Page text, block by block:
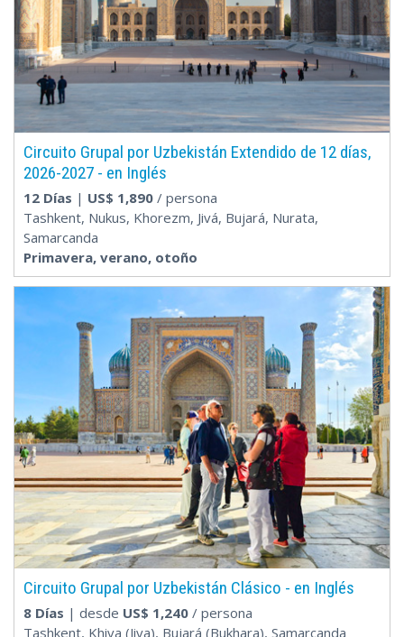
Circuito Grupal por Uzbekistán Extendido de 12 días,
2026-2027 - en Inglés
12 Días | US$ 1,890 / persona
Tashkent, Nukus, Khorezm, Jivá, Bujará, Nurata,
Samarcanda
Primavera, verano, otoño
Circuito Grupal por Uzbekistán Clásico - en Inglés
8 Días | desde US$ 1,240 / persona
Tashkent, Khiva (Jiva), Bujará (Bukhara), Samarcanda